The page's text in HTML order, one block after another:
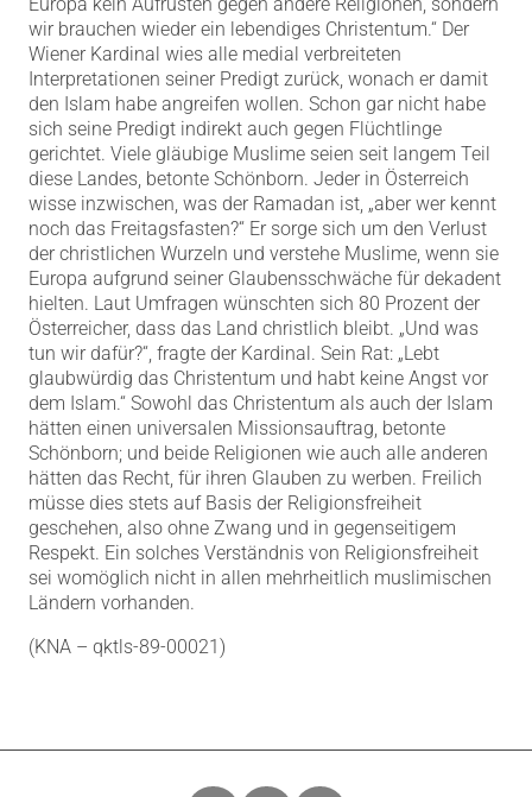
wir brauchen wieder ein lebendiges Christentum.“ Der
Wiener Kardinal wies alle medial verbreiteten
Interpretationen seiner Predigt zurück, wonach er damit
den Islam habe angreifen wollen. Schon gar nicht habe
sich seine Predigt indirekt auch gegen Flüchtlinge
gerichtet. Viele gläubige Muslime seien seit langem Teil
diese Landes, betonte Schönborn. Jeder in Österreich
wisse inzwischen, was der Ramadan ist, „aber wer kennt
noch das Freitagsfasten?“ Er sorge sich um den Verlust
der christlichen Wurzeln und verstehe Muslime, wenn sie
Europa aufgrund seiner Glaubensschwäche für dekadent
hielten. Laut Umfragen wünschten sich 80 Prozent der
Österreicher, dass das Land christlich bleibt. „Und was
tun wir dafür?“, fragte der Kardinal. Sein Rat: „Lebt
glaubwürdig das Christentum und habt keine Angst vor
dem Islam.“ Sowohl das Christentum als auch der Islam
hätten einen universalen Missionsauftrag, betonte
Schönborn; und beide Religionen wie auch alle anderen
hätten das Recht, für ihren Glauben zu werben. Freilich
müsse dies stets auf Basis der Religionsfreiheit
geschehen, also ohne Zwang und in gegenseitigem
Respekt. Ein solches Verständnis von Religionsfreiheit
sei womöglich nicht in allen mehrheitlich muslimischen
Ländern vorhanden.
(KNA – qktls-89-00021)